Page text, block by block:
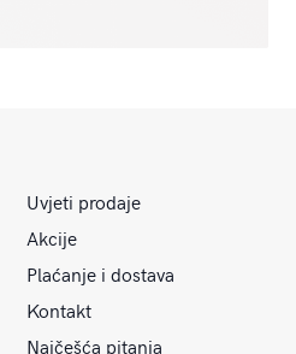
Uvjeti prodaje
Akcije
Plaćanje i dostava
Kontakt
Najčešća pitanja